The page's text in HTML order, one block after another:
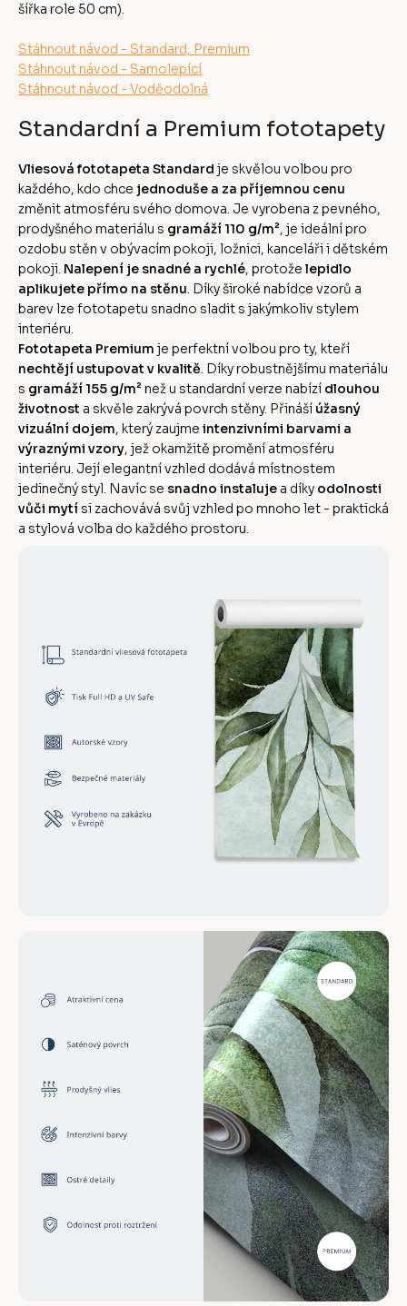
šířka role 50 cm).
Stáhnout návod - Standard, Premium
Stáhnout návod - Samolepící
Stáhnout návod - Voděodolná
Standardní a Premium fototapety
Vliesová fototapeta Standard je skvělou volbou pro
každého, kdo chce jednoduše a za příjemnou cenu
změnit atmosféru svého domova. Je vyrobena z pevného,
prodyšného materiálu s gramáží 110 g/m², je ideální pro
ozdobu stěn v obývacím pokoji, ložnici, kanceláři i dětském
pokoji. Nalepení je snadné a rychlé, protože lepidlo
aplikujete přímo na stěnu . Díky široké nabídce vzorů a
barev lze fototapetu snadno sladit s jakýmkoliv stylem
interiéru.
Fototapeta Premium je perfektní volbou pro ty, kteří
nechtějí ustupovat v kvalitě . Díky robustnějšímu materiálu
s gramáží 155 g/m² než u standardní verze nabízí dlouhou
životnost a skvěle zakrývá povrch stěny. Přináší úžasný
vizuální dojem, který zaujme intenzivními barvami a
výraznými vzory, jež okamžitě promění atmosféru
interiéru. Její elegantní vzhled dodává místnostem
jedinečný styl. Navíc se snadno instaluje a díky odolnosti
vůči mytí si zachovává svůj vzhled po mnoho let - praktická
a stylová volba do každého prostoru.